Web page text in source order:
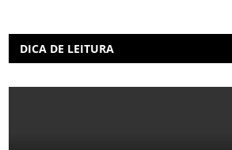
DICA DE LEITURA